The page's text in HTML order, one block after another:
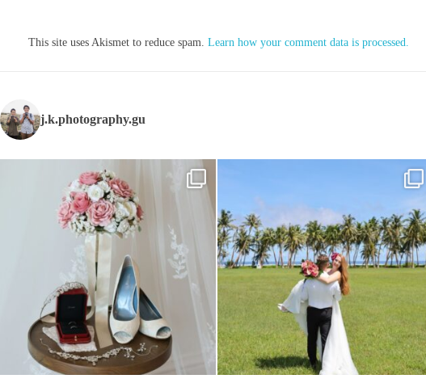
This site uses Akismet to reduce spam. Learn how your comment data is processed.
j.k.photography.gu